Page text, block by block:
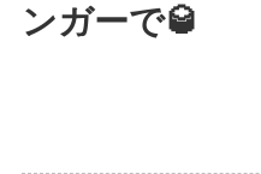
ンガーで🥃